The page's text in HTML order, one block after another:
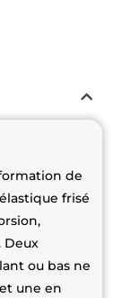
de
frisé
Deux
ou bas ne
une en